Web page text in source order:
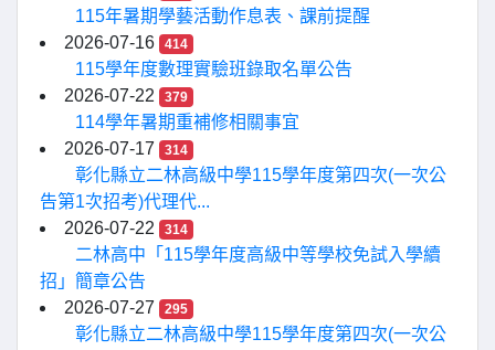
115年暑期學藝活動作息表、課前提醒
2026-07-16
414
115學年度數理實驗班錄取名單公告
2026-07-22
379
114學年暑期重補修相關事宜
2026-07-17
314
彰化縣立二林高級中學115學年度第四次(一次公
告第1次招考)代理代...
2026-07-22
314
二林高中「115學年度高級中等學校免試入學續
招」簡章公告
2026-07-27
295
彰化縣立二林高級中學115學年度第四次(一次公